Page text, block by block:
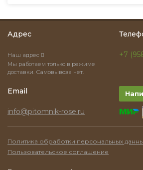
Адрес
Наш адрес
Мы работаем только в режиме
доставки. Самовывоза нет.
+7
Email
info@pitomnik-rose.ru
Политика обработки персональных
Пользовательское соглашение